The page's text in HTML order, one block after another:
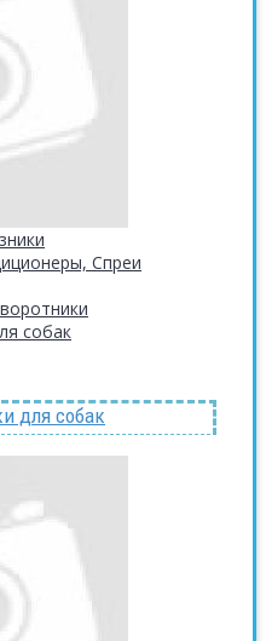
Спреи
собак
для собак